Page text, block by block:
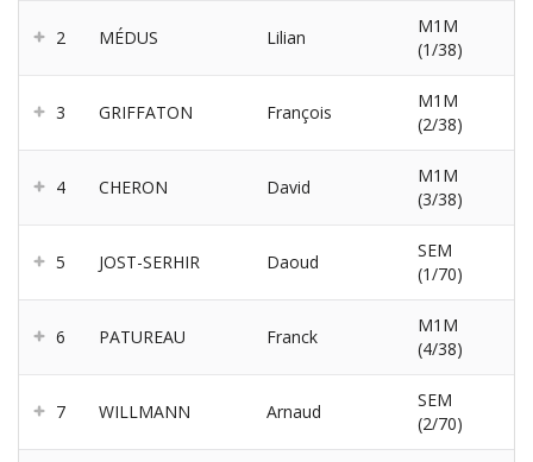
2 MÉDUS Lilian
M1M
(1/38)
3 GRIFFATON François
M1M
(2/38)
4 CHERON David
M1M
(3/38)
5 JOST-SERHIR Daoud
SEM
(1/70)
6 PATUREAU Franck
M1M
(4/38)
7 WILLMANN Arnaud
SEM
(2/70)